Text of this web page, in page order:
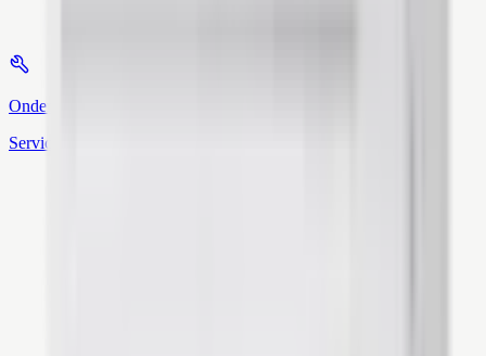
Onderhoud
Service & monitoring